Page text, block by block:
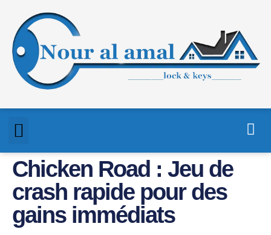
Chicken Road : Jeu de
crash rapide pour des
gains immédiats